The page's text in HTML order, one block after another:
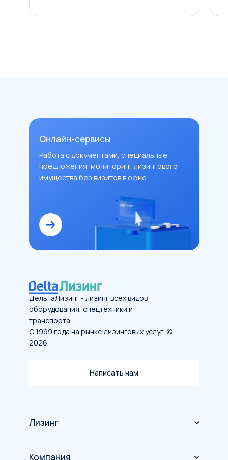
Онлайн-сервисы
Работа с документами, специальные
предложения, мониторинг лизингового
имущества без визитов в офис
ДельтаЛизинг - лизинг всех видов
оборудования, спецтехники и
транспорта.
С 1999 года на рынке лизинговых услуг. ©
2026
Написать нам
Лизинг
Оборудование
Компания